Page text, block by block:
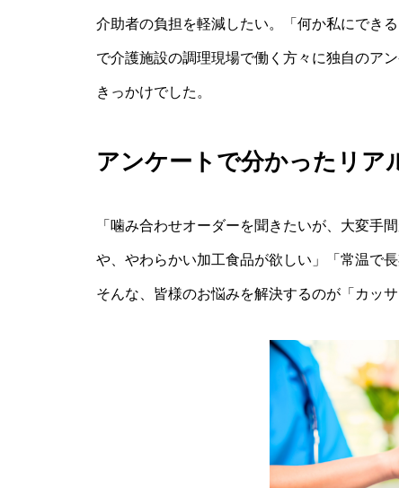
介助者の負担を軽減したい。「何か私にでき
で介護施設の調理現場で働く方々に独自のア
きっかけでした。
アンケートで分かったリア
「噛み合わせオーダーを聞きたいが、大変手
や、やわらかい加工食品が欲しい」「常温で
そんな、皆様のお悩みを解決するのが「カッサ